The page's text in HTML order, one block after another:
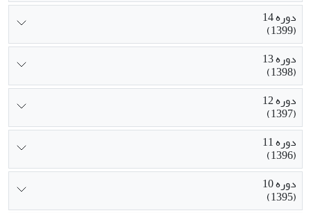
دوره 14
(1399)
دوره 13
(1398)
دوره 12
(1397)
دوره 11
(1396)
دوره 10
(1395)